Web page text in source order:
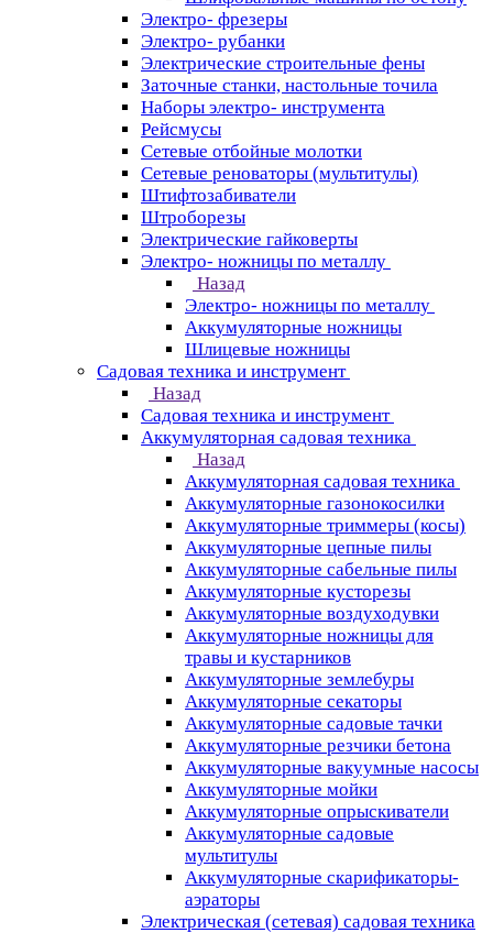
Электро- фрезеры
Электро- рубанки
Электрические строительные фены
Заточные станки, настольные точила
Наборы электро- инструмента
Рейсмусы
Сетевые отбойные молотки
Сетевые реноваторы (мультитулы)
Штифтозабиватели
Штроборезы
Электрические гайковерты
Электро- ножницы по металлу
Назад
Электро- ножницы по металлу
Аккумуляторные ножницы
Шлицевые ножницы
Cадовая техника и инструмент
Назад
Cадовая техника и инструмент
Аккумуляторная садовая техника
Назад
Аккумуляторная садовая техника
Аккумуляторные газонокосилки
Аккумуляторные триммеры (косы)
Аккумуляторные цепные пилы
Аккумуляторные сабельные пилы
Аккумуляторные кусторезы
Аккумуляторные воздуходувки
Аккумуляторные ножницы для
травы и кустарников
Аккумуляторные землебуры
Аккумуляторные секаторы
Аккумуляторные садовые тачки
Аккумуляторные резчики бетона
Аккумуляторные вакуумные насосы
Аккумуляторные мойки
Аккумуляторные опрыскиватели
Аккумуляторные садовые
мультитулы
Аккумуляторные скарификаторы-
аэраторы
Электрическая (сетевая) садовая техника